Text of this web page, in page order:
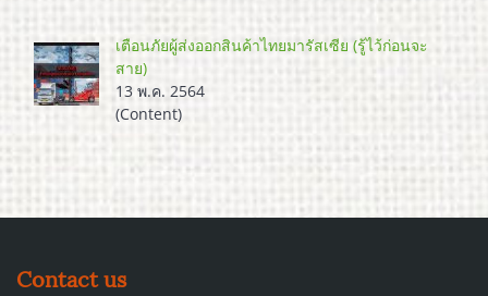
เตือนภัยผู้ส่งออกสินค้าไทยมารัสเซีย (รู้ไว้ก่อนจะ
สาย)
13 พ.ค. 2564
(Content)
Contact us